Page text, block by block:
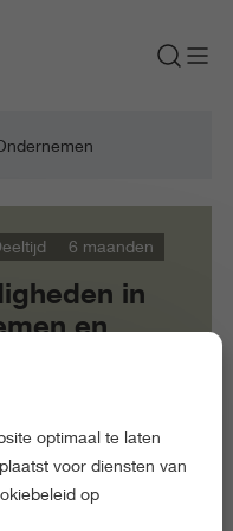
in
en
6 maanden
optimaal te laten
voor diensten van
op